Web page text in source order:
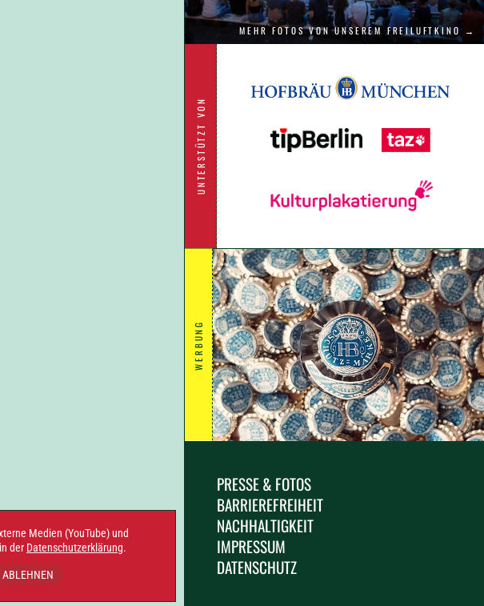
MEHR FOTOS VON UNSEREM FREILUFTKINO →
UNTERSTÜTZT VON
WERBUNG
PRESSE & FOTOS
BARRIEREFREIHEIT
NACHHALTIGKEIT
IMPRESSUM
DATENSCHUTZ
Medien (YouTube) und
der Datenschutzerklärung.
ABLEHNEN